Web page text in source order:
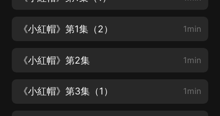
《小紅帽》第1集（2） 1min
《小紅帽》第2集 1min
《小紅帽》第3集（1） 1min